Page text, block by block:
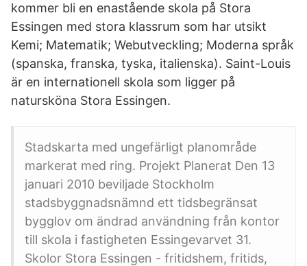
kommer bli en enastående skola på Stora
Essingen med stora klassrum som har utsikt
Kemi; Matematik; Webutveckling; Moderna språk
(spanska, franska, tyska, italienska). Saint-Louis
är en internationell skola som ligger på
natursköna Stora Essingen.
Stadskarta med ungefärligt planområde
markerat med ring. Projekt Planerat Den 13
januari 2010 beviljade Stockholm
stadsbyggnadsnämnd ett tidsbegränsat
bygglov om ändrad användning från kontor
till skola i fastigheten Essingevarvet 31.
Skolor Stora Essingen - fritidshem, fritids,